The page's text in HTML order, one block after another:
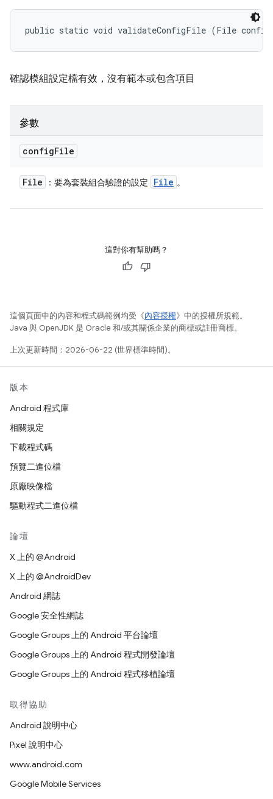
public static void validateConfigFile (File
確認模組設定檔有效，沒有範本或包含項目
參數
configFile
File ：要為套裝組合驗證的設定 File 。
這對你有幫助嗎？
這個頁面中的內容和程式碼範例均受《內容授權》中的授權所規範。
Java 與 OpenJDK 是 Oracle 和/或其關係企業的商標或註冊商標。
上次更新時間：2026-06-22 (世界標準時間)。
版本
Android 程式庫
相關規定
下載程式碼
預覽二進位檔
原廠映像檔
驅動程式二進位檔
論壇
X 上的 @Android
X 上的 @AndroidDev
Android 網誌
Google 安全性網誌
Google Groups 上的 Android 平台論壇
Google Groups 上的 Android 程式開發論壇
Google Groups 上的 Android 程式移植論壇
取得協助
Android 說明中心
Pixel 說明中心
www.android.com
Google Mobile Services